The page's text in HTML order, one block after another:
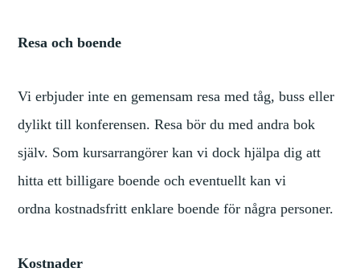
Resa och boende
Vi erbjuder inte en gemensam resa med tåg, buss eller
dylikt till konferensen. Resa bör du med andra bok
själv. Som kursarrangörer kan vi dock hjälpa dig att
hitta ett billigare boende och eventuellt kan vi
ordna kostnadsfritt enklare boende för några personer.
Kostnader